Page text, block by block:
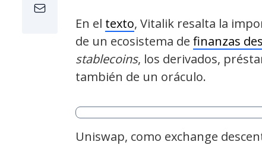
En el texto, Vitalik resalta la
de un ecosistema de finanzas
stablecoins, los derivados,
también de un oráculo.
Uniswap, como exchange